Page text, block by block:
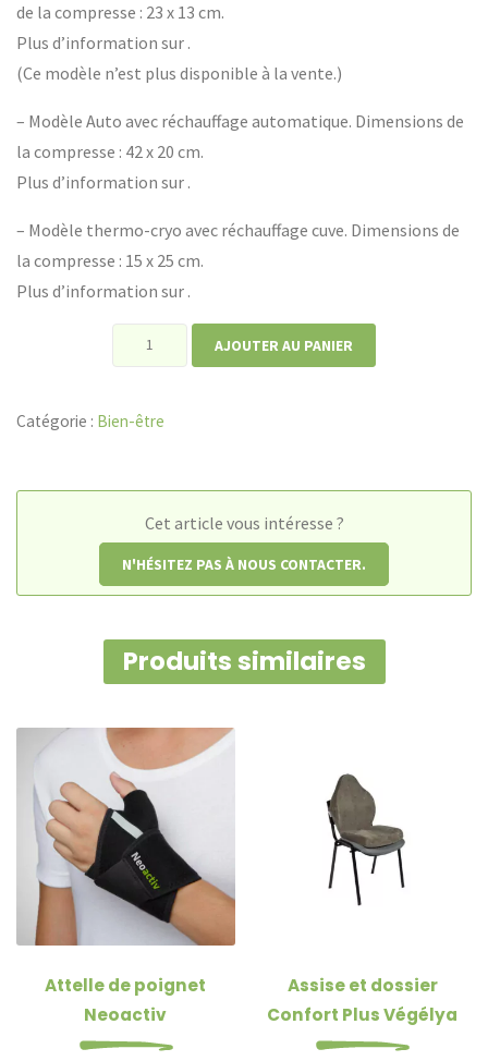
de la compresse : 23 x 13 cm.
Plus d’information sur .
(Ce modèle n’est plus disponible à la vente.)
– Modèle Auto avec réchauffage automatique. Dimensions de
la compresse : 42 x 20 cm.
Plus d’information sur .
– Modèle thermo-cryo avec réchauffage cuve. Dimensions de
la compresse : 15 x 25 cm.
Plus d’information sur .
quantité
lombaire
AJOUTER AU PANIER
Catégorie : Bien-être
Cet article vous intéresse ?
N'HÉSITEZ PAS À NOUS CONTACTER.
Produits similaires
Attelle de poignet
Neoactiv
Assise et dossier
Confort Plus Végélya